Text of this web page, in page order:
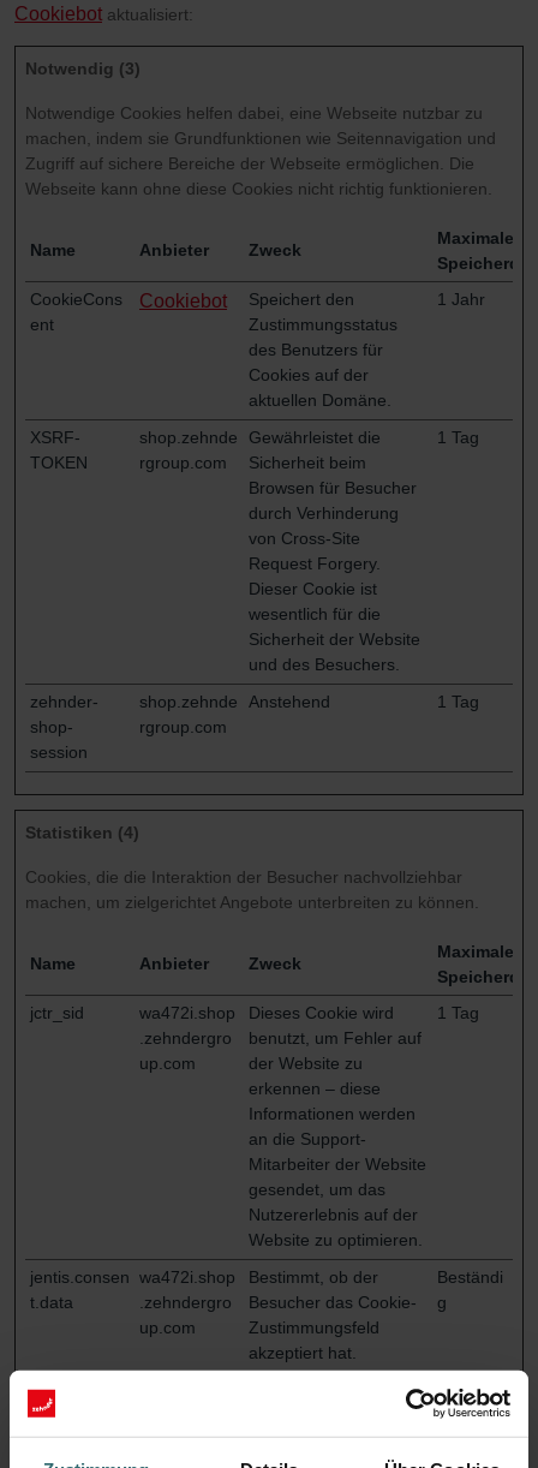
Cookiebot aktualisiert:
Notwendig (3)
Notwendige Cookies helfen dabei, eine Webseite nutzbar zu
machen, indem sie Grundfunktionen wie Seitennavigation und
Zugriff auf sichere Bereiche der Webseite ermöglichen. Die
Webseite kann ohne diese Cookies nicht richtig funktionieren.
Name Anbieter Zweck
Maximale
CookieCons
ent
Cookiebot
Speichert den
Zustimmungsstatus
des Benutzers für
Cookies auf der
aktuellen Domäne.
1 Jahr
XSRF-
TOKEN
shop.zehnde
rgroup.com
Gewährleistet die
Sicherheit beim
Browsen für Besucher
durch Verhinderung
von Cross-Site
Request Forgery.
Dieser Cookie ist
wesentlich für die
Sicherheit der Website
und des Besuchers.
1 Tag
zehnder-
shop-
session
shop.zehnde
rgroup.com
Anstehend 1 Tag
Statistiken (4)
Cookies, die die Interaktion der Besucher nachvollziehbar
machen, um zielgerichtet Angebote unterbreiten zu können.
Name Anbieter Zweck
Maximale
jctr_sid
wa472i.shop
.zehndergro
up.com
Dieses Cookie wird
benutzt, um Fehler auf
der Website zu
erkennen – diese
Informationen werden
an die Support-
Mitarbeiter der Website
gesendet, um das
Nutzererlebnis auf der
Website zu optimieren.
1 Tag
jentis.consen
t.data
wa472i.shop
.zehndergro
up.com
Bestimmt, ob der
Besucher das Cookie-
Zustimmungsfeld
akzeptiert hat.
Beständi
g
jentis.core.tr
acker.rawdat
a-controller
up.com
Beständi
g